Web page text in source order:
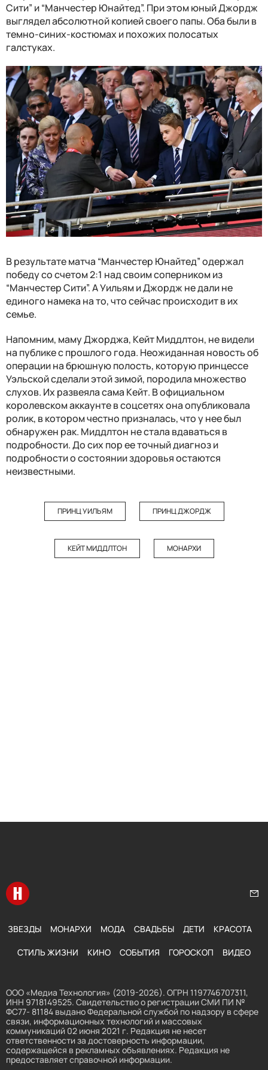
Сити” и “Манчестер Юнайтед”. При этом юный Джордж
выглядел абсолютной копией своего папы. Оба были в
темно-синих-костюмах и похожих полосатых
галстуках.
В результате матча “Манчестер Юнайтед” одержал
победу со счетом 2:1 над своим соперником из
“Манчестер Сити”. А Уильям и Джордж не дали не
единого намека на то, что сейчас происходит в их
семье.
Напомним, маму Джорджа, Кейт Миддлтон, не видели
на публике с прошлого года. Неожиданная новость об
операции на брюшную полость, которую принцессе
Уэльской сделали этой зимой, породила множество
слухов. Их развеяла сама Кейт. В официальном
королевском аккаунте в соцсетях она опубликовала
ролик, в котором честно призналась, что у нее был
обнаружен рак. Миддлтон не стала вдаваться в
подробности. До сих пор ее точный диагноз и
подробности о состоянии здоровья остаются
неизвестными.
ПРИНЦ УИЛЬЯМ ПРИНЦ ДЖОРДЖ
КЕЙТ МИДДЛТОН МОНАРХИ
Перейти на главную
ЗВЕЗДЫ МОНАРХИ МОДА СВАДЬБЫ ДЕТИ КРАСОТА
СТИЛЬ ЖИЗНИ КИНО СОБЫТИЯ ГОРОСКОП ВИДЕО
ООО «Медиа Технология» (2019-2026). ОГРН 1197746707311,
ИНН 9718149525. Свидетельство о регистрации СМИ ПИ №
ФС77- 81184 выдано Федеральной службой по надзору в сфере
связи, информационных технологий и массовых
коммуникаций 02 июня 2021 г. Редакция не несет
ответственности за достоверность информации,
содержащейся в рекламных объявлениях. Редакция не
предоставляет справочной информации.